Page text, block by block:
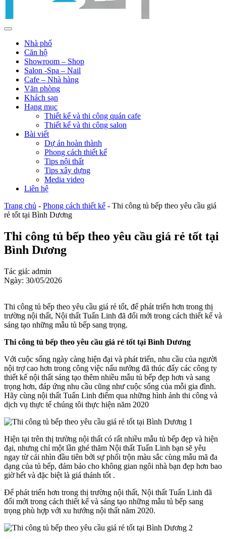
Nhà phố
Căn hộ
Showroom – Shop
Salon -Spa – Nail
Cafe – Nhà hàng
Văn phòng
Khách sạn
Hạng mục
Thiết kế và thi công quán cafe
Thiết kế và thi công salon
Bài viết
Dự án hoàn thành
Phong cách thiết kế
Tips nội thất
Tips xây dựng
Media video
Liên hệ
Trang chủ - Phong cách thiết kế - Thi công tủ bếp theo yêu cầu giá
rẻ tốt tại Bình Dương
Thi công tủ bếp theo yêu cầu giá rẻ tốt tại
Bình Dương
Tác giả: admin
Ngày: 30/05/2026
Thi công tủ bếp theo yêu cầu giá rẻ tốt, để phát triển hơn trong thị
trường nội thất, Nội thất Tuấn Linh đã đổi mới trong cách thiết kế và
sáng tạo những mẫu tủ bếp sang trọng.
Thi công tủ bếp theo yêu cầu giá rẻ tốt tại Bình Dương
Với cuộc sống ngày càng hiện đại và phát triển, nhu cầu của người
nội trợ cao hơn trong công việc nấu nướng đã thúc đẩy các công ty
thiết kế nội thất sáng tạo thêm nhiều mẫu tủ bếp đẹp hơn và sang
trọng hơn, đáp ứng nhu cầu cũng như cuộc sống của mỗi gia đình.
Hãy cùng nội thất Tuấn Linh điểm qua những hình ảnh thi công và
dịch vụ thực tế chúng tôi thực hiện năm 2020
Hiện tại trên thị trường nội thất có rất nhiều mẫu tủ bếp đẹp và hiện
đại, nhưng chỉ một lần ghé thăm Nội thất Tuấn Linh bạn sẽ yêu
ngay từ cái nhìn đầu tiên bởi sự phối trộn màu sắc cùng mẫu mã đa
dạng của tủ bếp, đảm bảo cho không gian ngôi nhà bạn đẹp hơn bao
giờ hết và đặc biệt là giá thánh tốt .
Để phát triển hơn trong thị trường nội thất, Nội thất Tuấn Linh đã
đổi mới trong cách thiết kế và sáng tạo những mẫu tủ bếp sang
trọng phù hợp với xu hướng nội thất năm 2020.